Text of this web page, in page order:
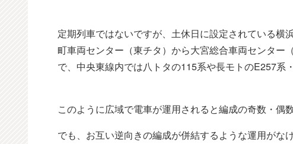
定期列車ではないですが、土休日に設定されている横
町車両センター（東チタ）から大宮総合車両センタ
で、中央東線内では八トタの115系や長モトのE257系
このように広域で電車が運用されると編成の奇数・偶
でも、お互い逆向きの編成が併結するような運用が